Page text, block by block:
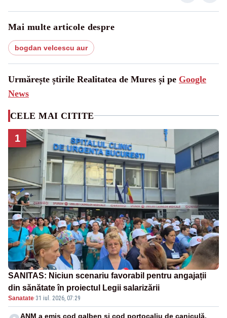
Mai multe articole despre
bogdan velcescu aur
Urmărește știrile Realitatea de Mures și pe Google
News
CELE MAI CITITE
1
SANITAS: Niciun scenariu favorabil pentru angajații
din sănătate în proiectul Legii salarizării
Sanatate·31 iul. 2026, 07:29
ANM a emis cod galben și cod portocaliu de caniculă.